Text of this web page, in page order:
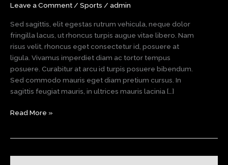
Leave a Comment / Sports / admin
Sed sagittis, elit egestas rutrum vehicula, neque dolor
fringilla lacus, ut rhoncus turpis augue vitae libero. Nam
risus velit, rhoncus eget consectetur id, posuere at
ligula. Vivamus imperdiet diam ac tortor tempus
posuere. Curabitur at arcu id turpis posuere bibendum.
Sed commodo mauris eget diam pretium cursus. In
sagittis feugiat mauris, in ultrices mauris lacinia […]
Dirt
Read More »